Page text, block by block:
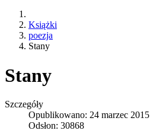
Książki
poezja
Stany
Stany
Szczegóły
Opublikowano: 24 marzec 2015
Odsłon: 30868